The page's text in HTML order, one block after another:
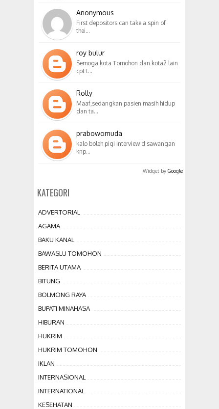
Anonymous
First depositors can take a spin of
thei…
roy bulur
Semoga kota Tomohon dan kota2 lain
cpt t…
Rolly
Maaf,sedangkan pasien masih hidup
dan ta…
prabowomuda
kalo boleh pigi interview d sawangan
knp…
Widget by Google
KATEGORI
ADVERTORIAL
AGAMA
BAKU KANAL
BAWASLU TOMOHON
BERITA UTAMA
BITUNG
BOLMONG RAYA
BUPATI MINAHASA
HIBURAN
HUKRIM
HUKRIM TOMOHON
IKLAN
INTERNASIONAL
INTERNATIONAL
KESEHATAN